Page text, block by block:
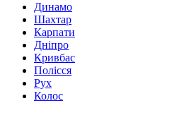
Динамо
Шахтар
Карпати
Дніпро
Кривбас
Полісся
Рух
Колос